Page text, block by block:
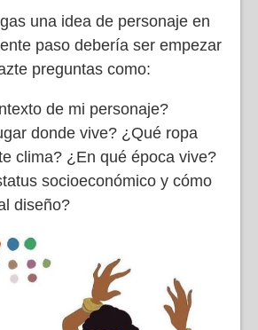
una idea de personaje en
paso debería ser empezar
preguntas como:
de mi personaje?
donde vive? ¿Qué ropa
clima? ¿En qué época vive?
socioeconómico y cómo
diseño?